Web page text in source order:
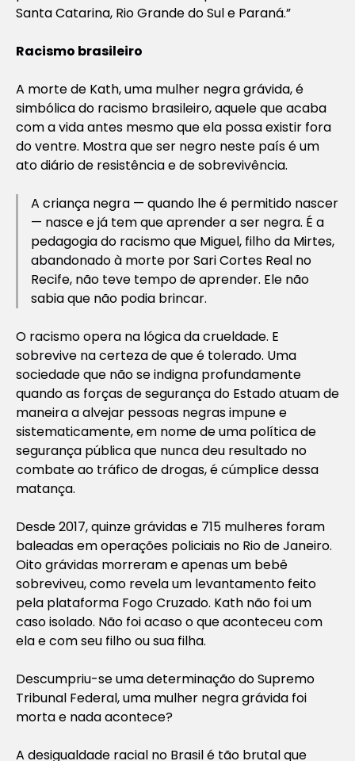
Santa Catarina, Rio Grande do Sul e Paraná.”
Racismo brasileiro
A morte de Kath, uma mulher negra grávida, é
simbólica do racismo brasileiro, aquele que acaba
com a vida antes mesmo que ela possa existir fora
do ventre. Mostra que ser negro neste país é um
ato diário de resistência e de sobrevivência.
A criança negra — quando lhe é permitido nascer
— nasce e já tem que aprender a ser negra. É a
pedagogia do racismo que Miguel, filho da Mirtes,
abandonado à morte por Sari Cortes Real no
Recife, não teve tempo de aprender. Ele não
sabia que não podia brincar.
O racismo opera na lógica da crueldade. E
sobrevive na certeza de que é tolerado. Uma
sociedade que não se indigna profundamente
quando as forças de segurança do Estado atuam de
maneira a alvejar pessoas negras impune e
sistematicamente, em nome de uma política de
segurança pública que nunca deu resultado no
combate ao tráfico de drogas, é cúmplice dessa
matança.
Desde 2017, quinze grávidas e 715 mulheres foram
baleadas em operações policiais no Rio de Janeiro.
Oito grávidas morreram e apenas um bebê
sobreviveu, como revela um levantamento feito
pela plataforma Fogo Cruzado. Kath não foi um
caso isolado. Não foi acaso o que aconteceu com
ela e com seu filho ou sua filha.
Descumpriu-se uma determinação do Supremo
Tribunal Federal, uma mulher negra grávida foi
morta e nada acontece?
A desigualdade racial no Brasil é tão brutal que